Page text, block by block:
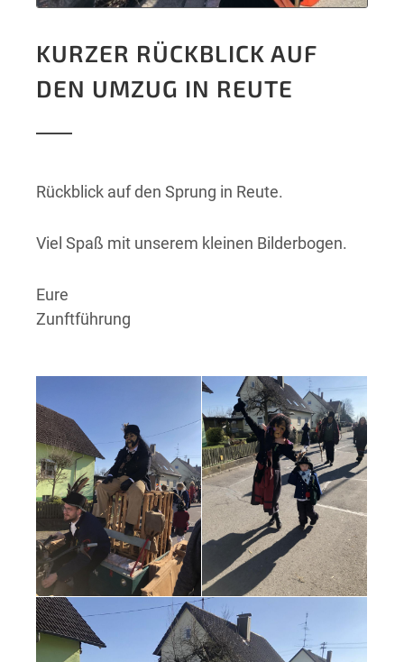
KURZER RÜCKBLICK AUF
DEN UMZUG IN REUTE
Rückblick auf den Sprung in Reute.
Viel Spaß mit unserem kleinen Bilderbogen.
Eure
Zunftführung